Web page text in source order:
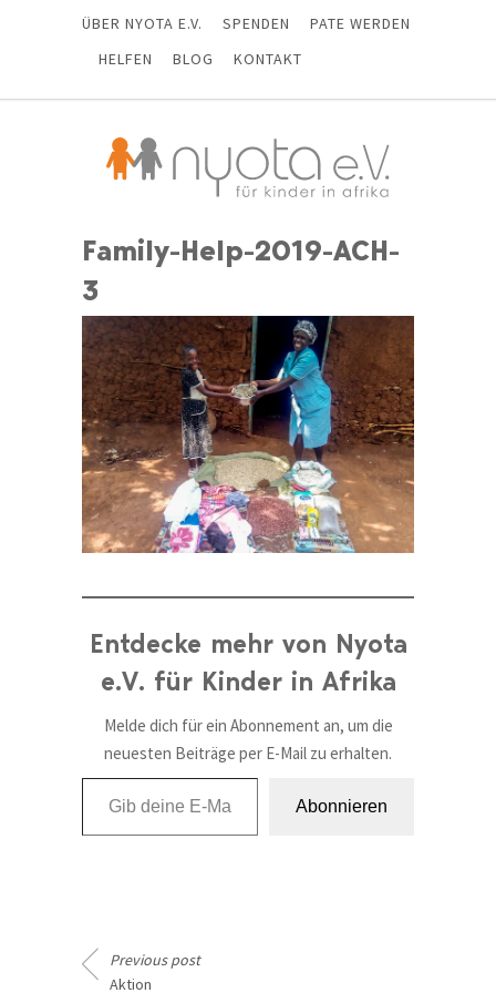
ÜBER NYOTA E.V. SPENDEN
PATE WERDEN
HELFEN
BLOG KONTAKT
Family-Help-2019-ACH-
3
Entdecke mehr von Nyota
e.V. für Kinder in Afrika
Melde dich für ein Abonnement an, um die
neuesten Beiträge per E-Mail zu erhalten.
Gib deine E-Mail-Adresse ein ...
Abonnieren
Previous post
Aktion